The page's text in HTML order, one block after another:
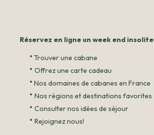
Réservez en ligne un week end insolite
• Trouver une cabane
• Offrez une carte cadeau
• Nos domaines de cabanes en France
• Nos régions et destinations favorites
• Consulter nos idées de séjour
• Rejoignez nous!